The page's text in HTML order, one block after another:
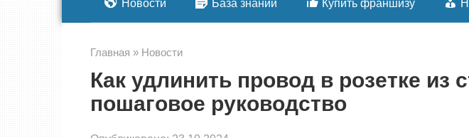
Новости База знаний Купить франшизу
Главная » Новости
Как удлинить провод в розетке из
пошаговое руководство